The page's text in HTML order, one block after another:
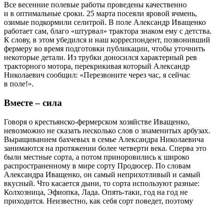
Все весенние полевые работы проведены качественно
и в оптимальные сроки. 25 марта по­сеяли яровой ячмень,
озимые подкормили селитрой. В поле Александр Иващенко
работает сам, благо «штурвал» трактора знаком ему с детства.
К слову, в этом убедился и наш корреспондент, позвонивший
фермеру во время подготовки публикации, чтобы уточнить
некоторые детали. Из трубки доносился характерный рев
тракторного мотора, перекрикивая который Александр
Николаевич сообщил: «Перезвоните через час, я сейчас
в поле!».
Вместе – ​сила
Говоря о крестьянско-­фер­мер­ском хозяйстве Иващенко,
невозможно не сказать несколько слов о знаменитых арбузах.
Выращиванием бахчевых в семье Александра Николаевича
занимаются на протяжении более четверти века. Сперва это
были местные сорта, а потом приноровились к широко
распространенному в мире сорту Продюсер. По словам
Александра Иващенко, он самый неприхотливый и самый
вкусный. Что касается дыни, то сорта используют разные:
Колхозница, Эфиопка, Лада. О­пять-таки, год на год не
приходится. Неизвестно, как себя сорт поведет, поэтому